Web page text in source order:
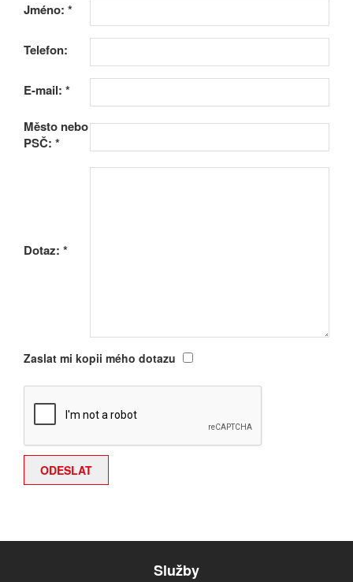
Jméno: *
Telefon:
E-mail: *
Město nebo
PSČ: *
Dotaz: *
Zaslat mi kopii mého dotazu
Služby